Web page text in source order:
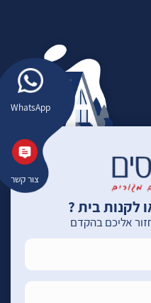
WhatsApp
צור קשר
לקנות בית ?
אליכם בהקדם